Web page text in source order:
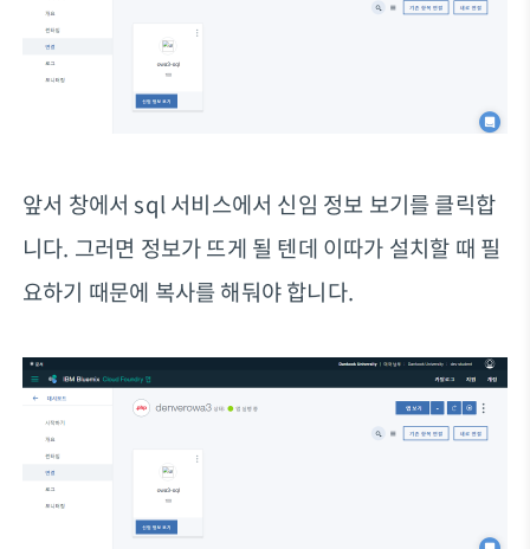
앞서 창에서 sql 서비스에서 신임 정보 보기를 클릭합
니다. 그러면 정보가 뜨게 될 텐데 이따가 설치할 때 필
요하기 때문에 복사를 해둬야 합니다.